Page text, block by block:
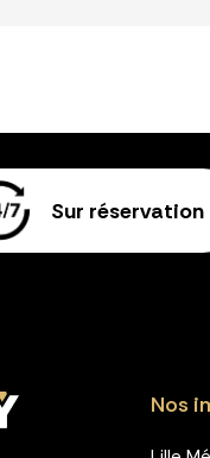
Sur réservation
Nos